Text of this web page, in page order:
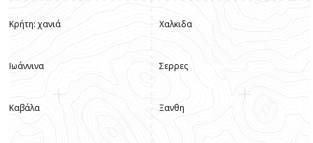
Κρήτη: χανιά
Ιωάννινα
Καβάλα
Χαλκιδα
Σερρες
Ξανθη